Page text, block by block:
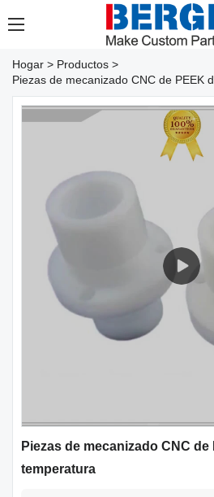
Hogar > Productos >
Piezas de mecanizado CNC de PEEK
Piezas de mecanizado CNC de
temperatura